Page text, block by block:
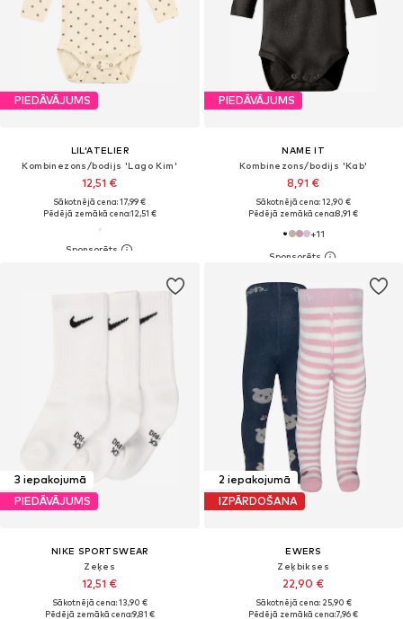
PIEDĀVĀJUMS
LIL'ATELIER
Kombinezons/bodijs 'Lago Kim'
12,51 €
Sākotnējā cena: 17,99 €
Pēdējā zemākā cena:12,51 €
PIEDĀVĀJUMS
NAME IT
Kombinezons/bodijs 'Kab'
8,91 €
Sākotnējā cena: 12,90 €
Pēdējā zemākā cena:8,91 €
+11
3 iepakojumā
PIEDĀVĀJUMS
NIKE SPORTSWEAR
Zeķes
12,51 €
Sākotnējā cena: 13,90 €
Pēdējā zemākā cena:9,81 €
2 iepakojumā
IZPĀRDOŠANA
EWERS
Zeķbikses
22,90 €
Sākotnējā cena: 25,90 €
Pēdējā zemākā cena:7,96 €